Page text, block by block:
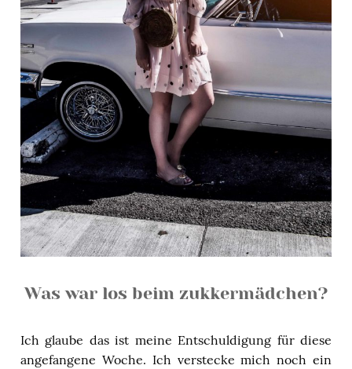
Was war los beim zukkermädchen?
Ich glaube das ist meine Entschuldigung für diese
angefangene Woche. Ich verstecke mich noch ein